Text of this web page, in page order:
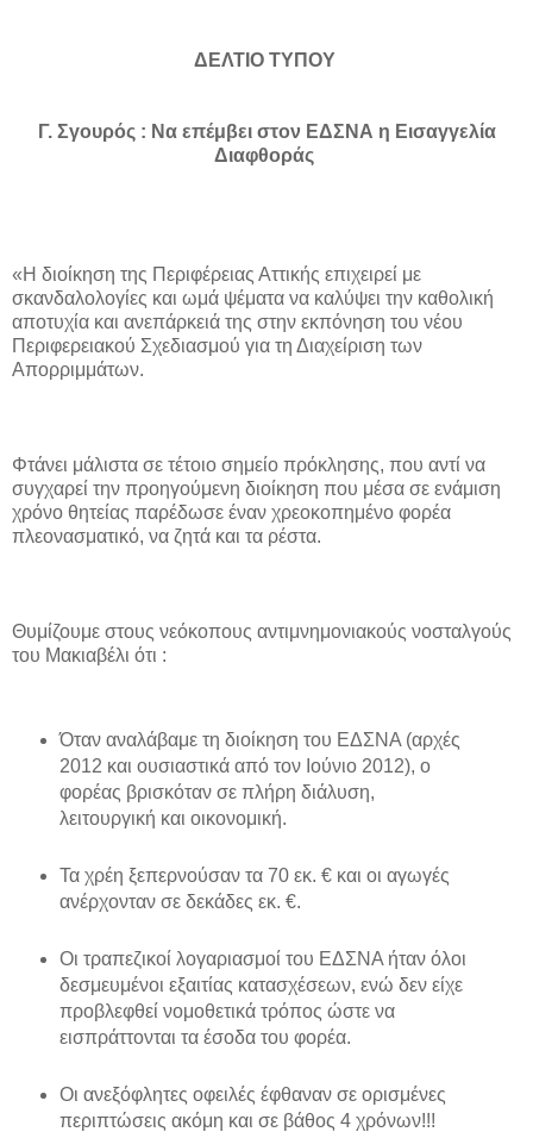
ΔΕΛΤΙΟ ΤΥΠΟΥ
Γ. Σγουρός : Να επέμβει στον ΕΔΣΝΑ η Εισαγγελία
Διαφθοράς
«Η διοίκηση της Περιφέρειας Αττικής επιχειρεί με
σκανδαλολογίες και ωμά ψέματα να καλύψει την καθολική
αποτυχία και ανεπάρκειά της στην εκπόνηση του νέου
Περιφερειακού Σχεδιασμού για τη Διαχείριση των
Απορριμμάτων.
Φτάνει μάλιστα σε τέτοιο σημείο πρόκλησης, που αντί να
συγχαρεί την προηγούμενη διοίκηση που μέσα σε ενάμιση
χρόνο θητείας παρέδωσε έναν χρεοκοπημένο φορέα
πλεονασματικό, να ζητά και τα ρέστα.
Θυμίζουμε στους νεόκοπους αντιμνημονιακούς νοσταλγούς
του Μακιαβέλι ότι :
Όταν αναλάβαμε τη διοίκηση του ΕΔΣΝΑ (αρχές
2012 και ουσιαστικά από τον Ιούνιο 2012), ο
φορέας βρισκόταν σε πλήρη διάλυση,
λειτουργική και οικονομική.
Τα χρέη ξεπερνούσαν τα 70 εκ. € και οι αγωγές
ανέρχονταν σε δεκάδες εκ. €.
Οι τραπεζικοί λογαριασμοί του ΕΔΣΝΑ ήταν όλοι
δεσμευμένοι εξαιτίας κατασχέσεων, ενώ δεν είχε
προβλεφθεί νομοθετικά τρόπος ώστε να
εισπράττονται τα έσοδα του φορέα.
Οι ανεξόφλητες οφειλές έφθαναν σε ορισμένες
περιπτώσεις ακόμη και σε βάθος 4 χρόνων!!!